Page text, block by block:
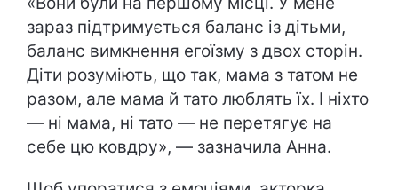
зараз підтримується баланс із дітьми,
баланс вимкнення егоїзму з двох сторін.
Діти розуміють, що так, мама з татом не
разом, але мама й тато люблять їх. І ніхто
— ні мама, ні тато — не перетягує на
себе цю ковдру», — зазначила Анна.